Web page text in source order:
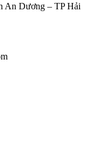
An Dương – TP Hải